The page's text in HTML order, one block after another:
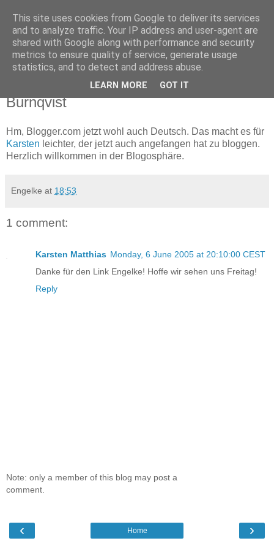
fisch im wasser
.oO ( wrak wrak ) ~(,..,)'<
Saturday, May 14, 2005
Burnqvist
Hm, Blogger.com jetzt wohl auch Deutsch. Das macht es für
Karsten leichter, der jetzt auch angefangen hat zu bloggen.
Herzlich willkommen in der Blogosphäre.
Engelke at 18:53
1 comment:
Karsten Matthias Monday, 6 June 2005 at 20:10:00 CEST
Danke für den Link Engelke! Hoffe wir sehen uns Freitag!
Reply
Note: only a member of this blog may post a
comment.
‹ ›
Home
This site uses cookies from Google to deliver its services
and to analyze traffic. Your IP address and user-agent are
shared with Google along with performance and security
metrics to ensure quality of service, generate usage
statistics, and to detect and address abuse.
LEARN MORE GOT IT